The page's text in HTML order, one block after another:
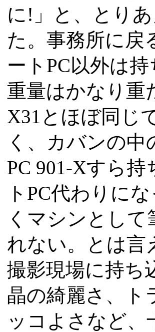
に!」と、とり
た。事務所に戻
ートPC以外は
重量はかなり重
X31とほぼ同じ
く、カバンの中
PC 901-Xすら
トPC代わりに
くマシンとし
れない。とは言
撮影現場に持ち
晶の綺麗さ、ト
ッコよさなど、